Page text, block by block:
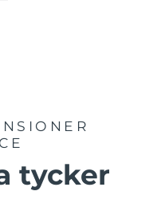
tycker